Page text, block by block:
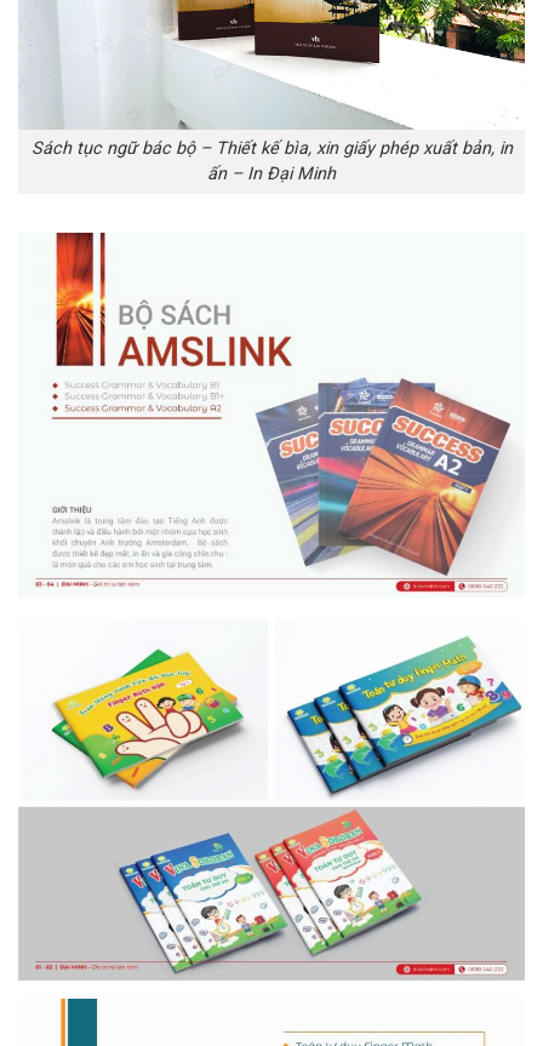
Sách tục ngữ bác bộ – Thiết kế bìa, xin giấy phép xuất bản, in
ấn – In Đại Minh